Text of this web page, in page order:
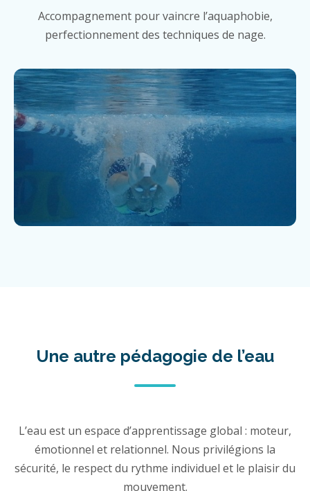
Accompagnement pour vaincre l’aquaphobie,
perfectionnement des techniques de nage.
Une autre pédagogie de l’eau
L’eau est un espace d’apprentissage global : moteur,
émotionnel et relationnel. Nous privilégions la
sécurité, le respect du rythme individuel et le plaisir du
mouvement.